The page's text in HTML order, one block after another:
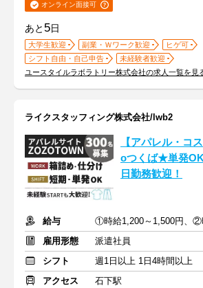
オンライン面接可
あと 5日
大学生歓迎 副業・Ｗワーク歓迎
ヒゲ可
シフト自由・自己申告
未経験者歓迎
ユースタイルラボラトリー株式会社の求人一覧を見
ライクスタッフィング株式会社/lwb2
【アパレル・コ
oつくば★単発
日勤務歓迎！
給与
①時給1,200～1,500円、②
雇用形態
派遣社員
シフト
週1日以上 1日4時間以上
アクセス
石下駅